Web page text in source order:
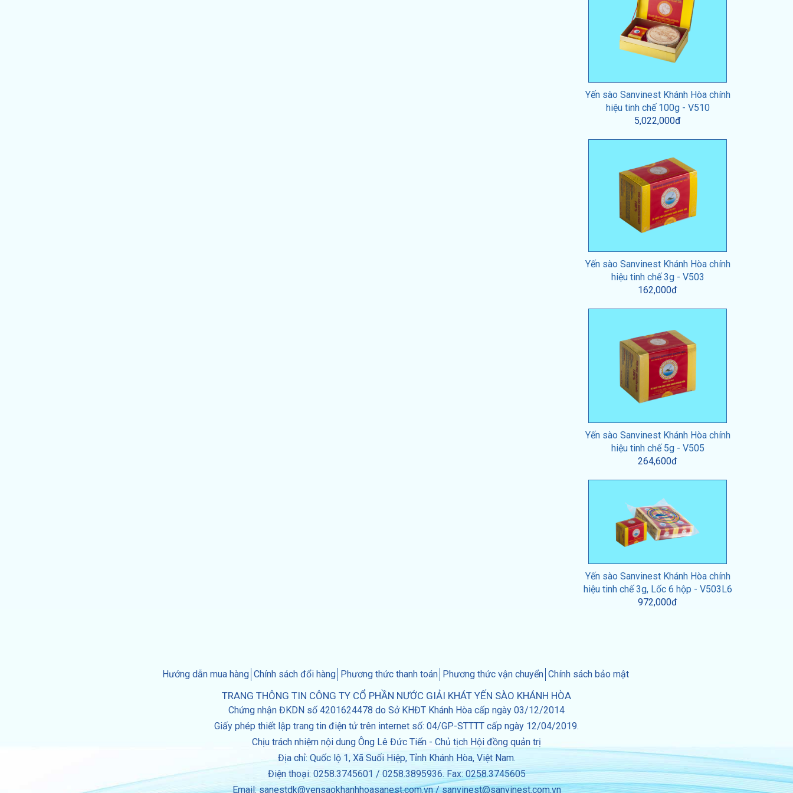
Yến sào Sanvinest Khánh Hòa chính
hiệu tinh chế 100g - V510
5,022,000đ
Yến sào Sanvinest Khánh Hòa chính
hiệu tinh chế 3g - V503
162,000đ
Yến sào Sanvinest Khánh Hòa chính
hiệu tinh chế 5g - V505
264,600đ
Yến sào Sanvinest Khánh Hòa chính
hiệu tinh chế 3g, Lốc 6 hộp - V503L6
972,000đ
Hướng dẫn mua hàng Chính sách đổi hàng Phương thức thanh toán Phương thức vận chuyển Chính sách bảo mật
TRANG THÔNG TIN CÔNG TY CỔ PHẦN NƯỚC GIẢI KHÁT YẾN SÀO KHÁNH HÒA
Chứng nhận ĐKDN số 4201624478 do Sở KHĐT Khánh Hòa cấp ngày 03/12/2014
Giấy phép thiết lập trang tin điện tử trên internet số: 04/GP-STTTT cấp ngày 12/04/2019.
Chịu trách nhiệm nội dung Ông Lê Đức Tiến - Chủ tịch Hội đồng quản trị
Địa chỉ: Quốc lộ 1, Xã Suối Hiệp, Tỉnh Khánh Hòa, Việt Nam.
Điện thoại: 0258.3745601 / 0258.3895936. Fax: 0258.3745605
Email: sanestdk@yensaokhanhhoasanest.com.vn / sanvinest@sanvinest.com.vn